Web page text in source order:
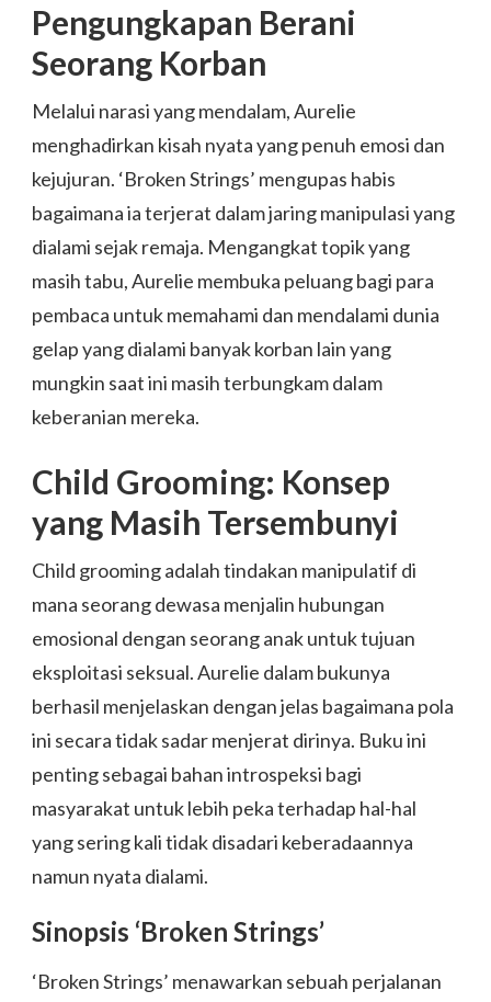
Pengungkapan Berani
Seorang Korban
Melalui narasi yang mendalam, Aurelie
menghadirkan kisah nyata yang penuh emosi dan
kejujuran. ‘Broken Strings’ mengupas habis
bagaimana ia terjerat dalam jaring manipulasi yang
dialami sejak remaja. Mengangkat topik yang
masih tabu, Aurelie membuka peluang bagi para
pembaca untuk memahami dan mendalami dunia
gelap yang dialami banyak korban lain yang
mungkin saat ini masih terbungkam dalam
keberanian mereka.
Child Grooming: Konsep
yang Masih Tersembunyi
Child grooming adalah tindakan manipulatif di
mana seorang dewasa menjalin hubungan
emosional dengan seorang anak untuk tujuan
eksploitasi seksual. Aurelie dalam bukunya
berhasil menjelaskan dengan jelas bagaimana pola
ini secara tidak sadar menjerat dirinya. Buku ini
penting sebagai bahan introspeksi bagi
masyarakat untuk lebih peka terhadap hal-hal
yang sering kali tidak disadari keberadaannya
namun nyata dialami.
Sinopsis ‘Broken Strings’
‘Broken Strings’ menawarkan sebuah perjalanan